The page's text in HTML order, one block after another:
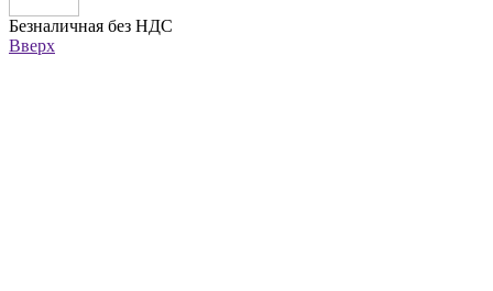
Безналичная без НДС
Вверх